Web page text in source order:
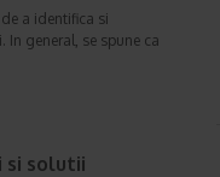
a identifica si
In general, se spune ca
si solutii